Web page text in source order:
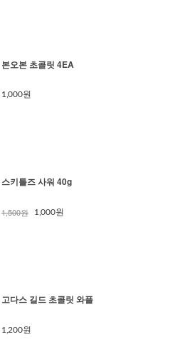
본오본 초콜릿 4EA
1,000원
스키틀즈 사워 40g
1,500원 1,000원
고다스 길드 초콜릿 와플
1,200원